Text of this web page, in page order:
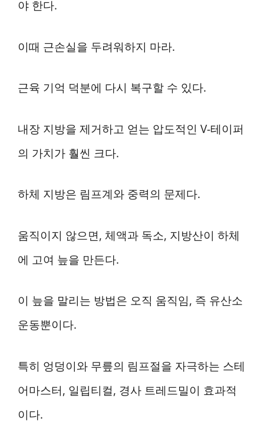
야 한다.
이때 근손실을 두려워하지 마라.
근육 기억 덕분에 다시 복구할 수 있다.
내장 지방을 제거하고 얻는 압도적인 V-테이퍼
의 가치가 훨씬 크다.
하체 지방은 림프계와 중력의 문제다.
움직이지 않으면, 체액과 독소, 지방산이 하체
에 고여 늪을 만든다.
이 늪을 말리는 방법은 오직 움직임, 즉 유산소
운동뿐이다.
특히 엉덩이와 무릎의 림프절을 자극하는 스테
어마스터, 일립티컬, 경사 트레드밀이 효과적
이다.